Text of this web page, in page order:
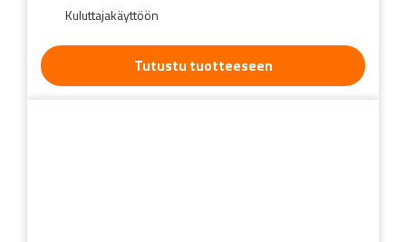
Kuluttajakäyttöön
Tutustu tuotteeseen